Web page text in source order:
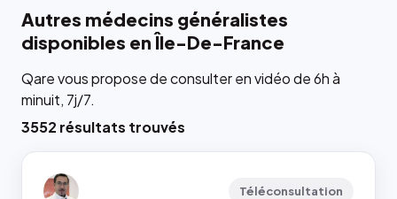
Autres médecins généralistes
disponibles en Île-De-France
Qare vous propose de consulter en vidéo de 6h à
minuit, 7j/7.
3552 résultats trouvés
Téléconsultation